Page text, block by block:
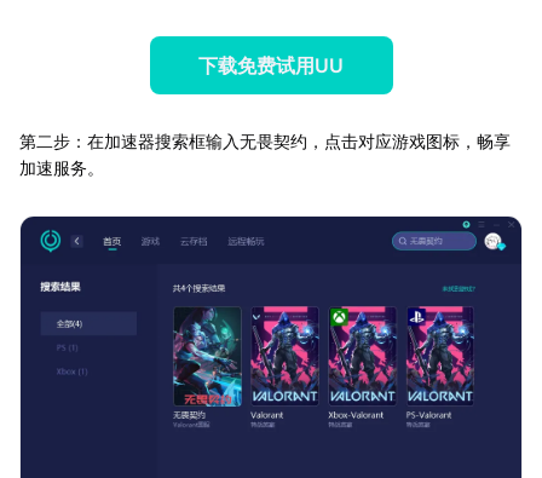
下载免费试用UU
第二步：在加速器搜索框输入无畏契约，点击对应游戏图标，畅享
加速服务。